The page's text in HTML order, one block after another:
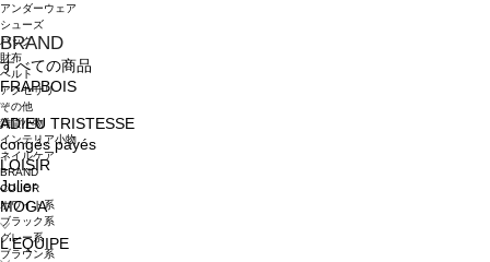
BRAND
すべての商品
FRAPBOIS
ADIEU TRISTESSE
congés payés
LOISIR
Julier
MOGA
L'EQUIPE
アンダーウェア
シューズ
バッグ
財布
ベルト
アクセサリ
その他
雑貨小物
インテリア小物
ネイルケア
BRAND
COLOR
ホワイト系
ブラック系
グレー系
ブラウン系